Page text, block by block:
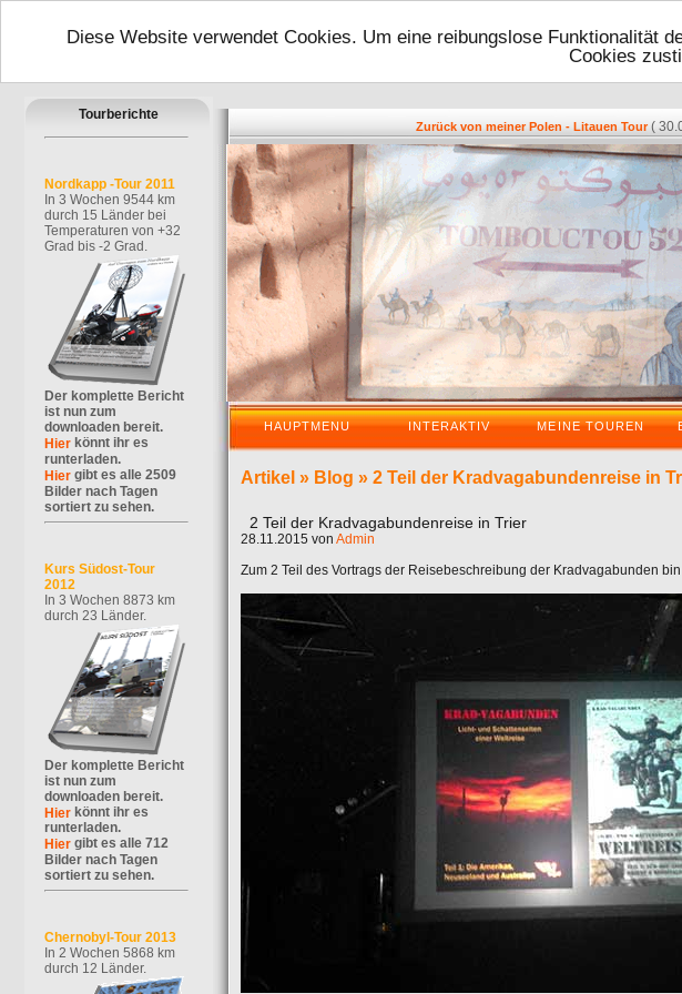
Diese Website verwendet Cookies. Um eine reibungslose Funktionalität
Cookies
Zurück von meiner Polen - Litauen Tour(
HAUPTMENU INTERAKTIV MEINE TOUREN
Tourberichte
Nordkapp -Tour 2011
In 3 Wochen 9544 km
durch 15 Länder bei
Temperaturen von +32
Grad bis -2 Grad.
Der komplette Bericht
ist nun zum
downloaden bereit.
Hier könnt ihr es
runterladen.
Hier gibt es alle 2509
Bilder nach Tagen
sortiert zu sehen.
Kurs Südost-Tour
2012
In 3 Wochen 8873 km
durch 23 Länder.
Der komplette Bericht
ist nun zum
downloaden bereit.
Hier könnt ihr es
runterladen.
Hier gibt es alle 712
Bilder nach Tagen
sortiert zu sehen.
Chernobyl-Tour 2013
In 2 Wochen 5868 km
durch 12 Länder.
Artikel » Blog » 2 Teil der Kradvagabundenreise in
2 Teil der Kradvagabundenreise in Trier
28.11.2015 von Admin
Zum 2 Teil des Vortrags der Reisebeschreibung der Kradvagabunden